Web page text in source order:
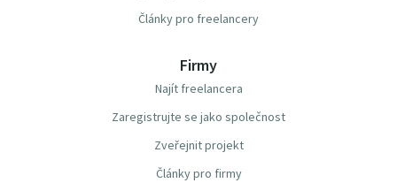
Články pro freelancery
Firmy
Najít freelancera
Zaregistrujte se jako společnost
Zveřejnit projekt
Články pro firmy